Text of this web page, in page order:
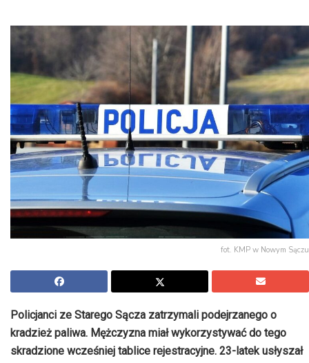
fot. KMP w Nowym Sączu
Policjanci ze Starego Sącza zatrzymali podejrzanego o
kradzież paliwa. Mężczyzna miał wykorzystywać do tego
skradzione wcześniej tablice rejestracyjne. 23-latek usłyszał